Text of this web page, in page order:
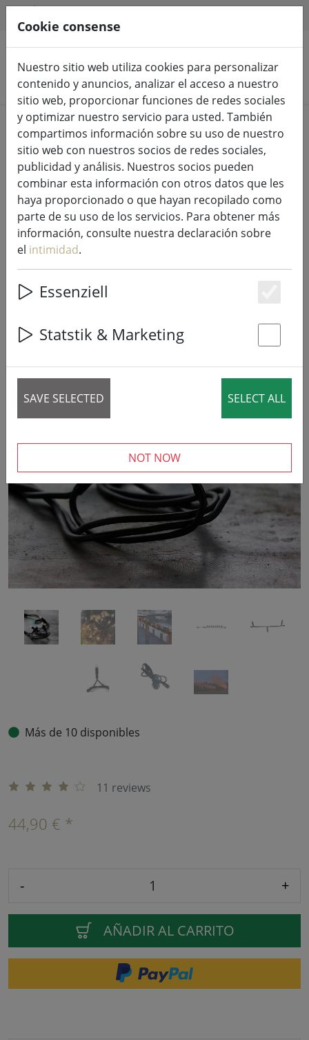
Buscar productos
Home
Luces de hadas e iluminación
Luces de hadas
Sirius Tech-Line juego de luces de
hadas 45 LED blanco cálido 4,5 m
exterior 230V negro
Más de 10 disponibles
11 reviews
44,90 € *
- +
AÑADIR AL CARRITO
Cookie consense
Nuestro sitio web utiliza cookies para personalizar
contenido y anuncios, analizar el acceso a nuestro
sitio web, proporcionar funciones de redes sociales
y optimizar nuestro servicio para usted. También
compartimos información sobre su uso de nuestro
sitio web con nuestros socios de redes sociales,
publicidad y análisis. Nuestros socios pueden
combinar esta información con otros datos que les
haya proporcionado o que hayan recopilado como
parte de su uso de los servicios. Para obtener más
información, consulte nuestra declaración sobre
el intimidad.
Essenziell
Statstik & Marketing
SAVE SELECTED SELECT ALL
NOT NOW